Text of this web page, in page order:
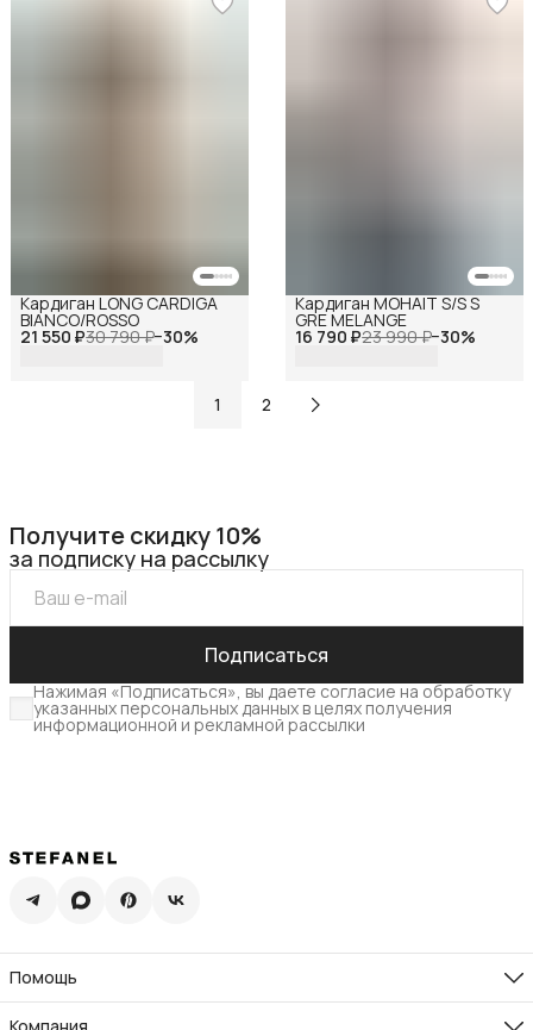
21 550 ₽30 790 ₽−30%
Кардиган LONG CARDIGA
BIANCO/ROSSO
16 790 ₽23 990 ₽−30%
Кардиган MOHAIT S/S S
GRE MELANGE
1 2
Получите скидку 10%
за подписку на рассылку
Подписаться
Нажимая «Подписаться», вы даете согласие на обработку
указанных персональных данных в целях получения
информационной и рекламной рассылки
Помощь
Доставка